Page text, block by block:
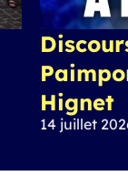
Hignet
14 juillet